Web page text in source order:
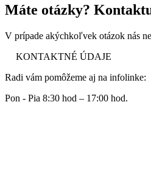
Máte otázky?
V prípade akýchkoľvek otázok nás
KONTAKTNÉ ÚDAJE
Radi vám pomôžeme aj na infolinke:
Pon - Pia 8:30 hod – 17:00 hod.